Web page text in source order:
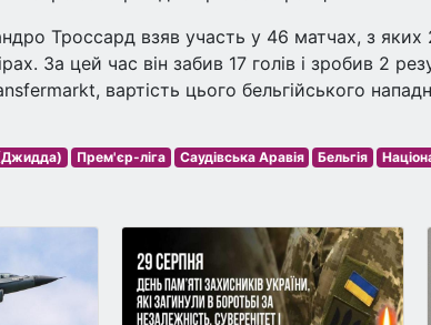
Троссард взяв участь у 46 матчах, з
За цей час він забив 17 голів і зробив 2
вартість цього бельгійського
Прем'єр-ліга Саудівська Аравія Бельгія